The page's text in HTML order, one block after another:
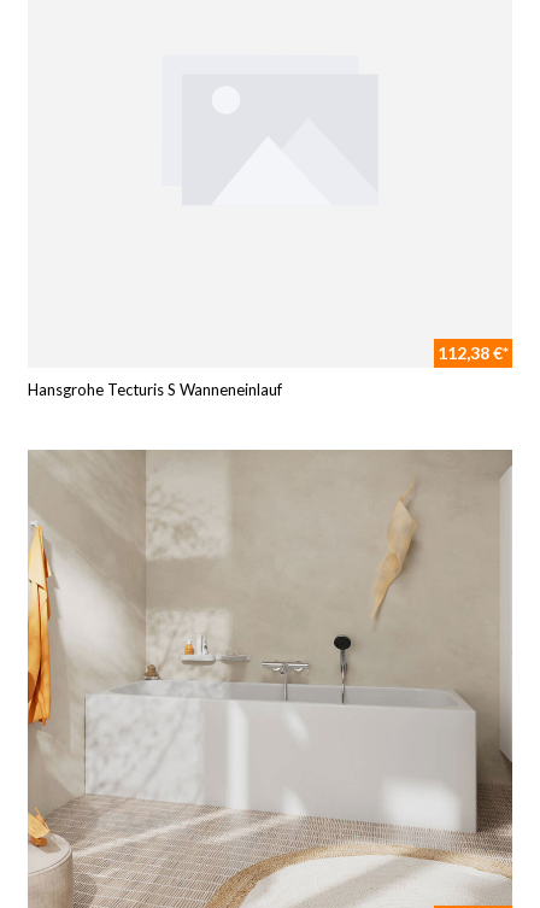
112,38 €*
Hansgrohe Tecturis S Wanneneinlauf